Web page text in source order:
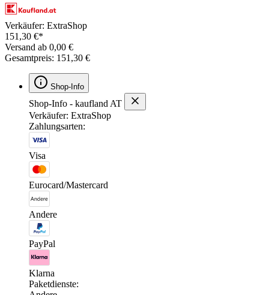
Verkäufer: ExtraShop
151,30 €*
Versand ab 0,00 €
Gesamtpreis: 151,30 €
Shop-Info
Shop-Info - kaufland AT
Verkäufer: ExtraShop
Zahlungsarten:
Visa
Eurocard/Mastercard
Andere
PayPal
Klarna
Paketdienste: